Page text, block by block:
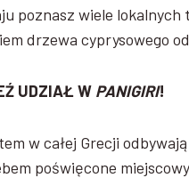
poznasz wiele
drzewa cyprysowego
UDZIAŁ W PANIGIRI!
w całej Grecji
poświęcone